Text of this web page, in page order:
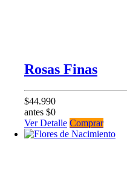
Rosas Finas
$44.990
antes $0
Ver Detalle Comprar